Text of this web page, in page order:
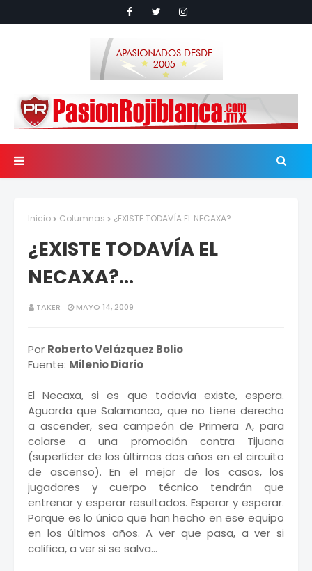
Inicio Columnas ¿EXISTE TODAVÍA EL NECAXA?...
¿EXISTE TODAVÍA EL
NECAXA?...
TAKER MAYO 14, 2009
Por Roberto Velázquez Bolio
Fuente: Milenio Diario
El Necaxa, si es que todavía existe, espera.
Aguarda que Salamanca, que no tiene derecho
a ascender, sea campeón de Primera A, para
colarse a una promoción contra Tijuana
(superlíder de los últimos dos años en el circuito
de ascenso). En el mejor de los casos, los
jugadores y cuerpo técnico tendrán que
entrenar y esperar resultados. Esperar y esperar.
Porque es lo único que han hecho en ese equipo
en los últimos años. A ver que pasa, a ver si
califica, a ver si se salva…